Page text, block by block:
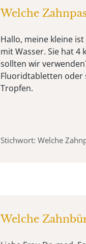
Welche
Hallo, meine kleine
mit Wasser. Sie hat 4
sollten wir
Fluoridtabletten oder
Tropfen.
Stichwort: Welche
Welche